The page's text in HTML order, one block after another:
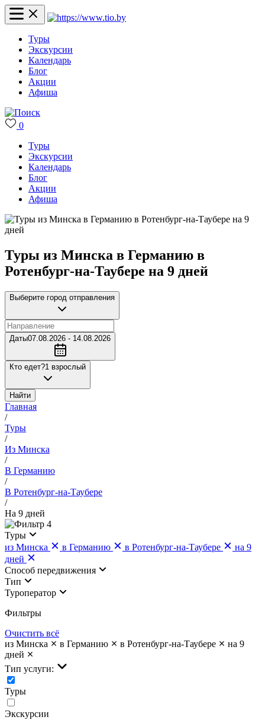
Туры
Экскурсии
Календарь
Блог
Акции
Афиша
0
Туры
Экскурсии
Календарь
Блог
Акции
Афиша
Туры из Минска в Германию в
Ротенбург-на-Таубере на 9 дней
Выберите город отправления
Даты07.08.2026 - 14.08.2026
Кто едет?1 взрослый
Найти
Главная
/
Туры
/
Из Минска
/
В Германию
/
В Ротенбург-на-Таубере
/
На 9 дней
4
Туры
из Минска
в Германию в Ротенбург-на-Таубере
на 9
дней
Cпособ передвижения
Тип
Туроператор
Фильтры
Очистить всё
из Минска
в Германию в Ротенбург-на-Таубере
на 9
дней
Тип услуги:
Туры
Экскурсии